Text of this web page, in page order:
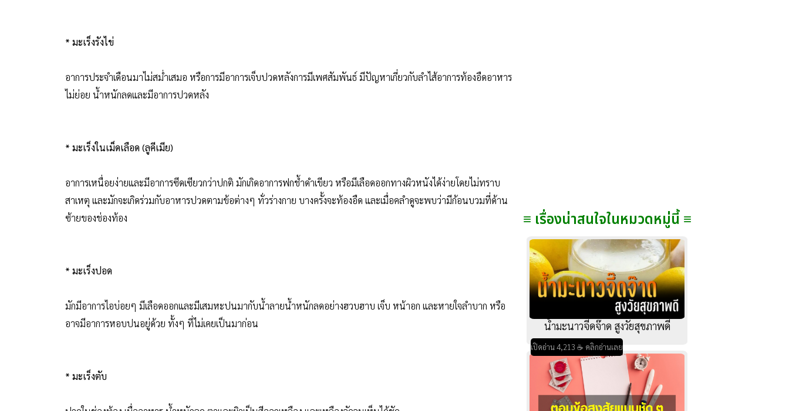
* มะเร็งรังไข่
อาการประจำเดือนมาไม่สม่ำเสมอ หรือการมีอาการเจ็บปวดหลังการมีเพศสัมพันธ์ มีปัญหาเกี่ยวกับลำไส้อาการท้องอืดอาหาร
ไม่ย่อย น้ำหนักลดและมีอาการปวดหลัง
* มะเร็งในเม็ดเลือด (ลูคีเมีย)
อาการเหนื่อยง่ายและมีอาการซีดเซียวกว่าปกติ มักเกิดอาการฟกช้ำดำเขียว หรือมีเลือดออกทางผิวหนังได้ง่ายโดยไม่ทราบ
สาเหตุ และมักจะเกิดร่วมกับอาหารปวดตามข้อต่างๆ ทั่วร่างกาย บางครั้งจะท้องอืด และเมื่อคลำดูจะพบว่ามีก้อนบวมที่ด้าน
ซ้ายของช่องท้อง
* มะเร็งปอด
มักมีอาการไอบ่อยๆ มีเลือดออกและมีเสมหะปนมากับน้ำลายน้ำหนักลดอย่างฮวบฮาบ เจ็บ หน้าอก และหายใจลำบาก หรือ
อาจมีอาการหอบปนอยู่ด้วย ทั้งๆ ที่ไม่เคยเป็นมาก่อน
* มะเร็งตับ
≡ เรื่องน่าสนใจในหมวดหมู่นี้ ≡
น้ำมะนาวจี๊ดจ๊าด สูงวัยสุขภาพดี
เปิดอ่าน 4,213 ☕ คลิกอ่านเลย